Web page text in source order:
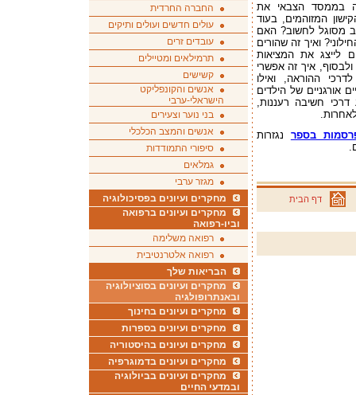
בממסד הצבאי את
המזוהמים, בעוד
מסוגל לחשוב? האם
ואיך זה שהורים
לייצג את המציאות
איך זה אפשרי
ההוראה, ואילו
אורגניים של הילדים
חשיבה רעננות,
בספר נגזרות
דף הבית
החברה החרדית
עולים חדשים ועולים ותיקים
עובדים זרים
תרמילאים ומטיילים
קשישים
אנשים והקונפליקט
הישראלי-ערבי
בני נוער וצעירים
אנשים והמצב הכלכלי
סיפורי התמודדות
גמלאים
מגזר ערבי
מחקרים ועיונים בפסיכולוגיה
מחקרים ועיונים ברפואה
וביו-רפואה
רפואה משלימה
רפואה אלטרנטיבית
הבריאות שלך
מחקרים ועיונים בסוציולוגיה
ובאנתרופולגיה
מחקרים ועיונים בחינוך
מחקרים ועיונים בספרות
מחקרים ועיונים בהיסטוריה
מחקרים ועיונים בדמוגרפיה
מחקרים ועיונים בביולוגיה
ובמדעי החיים